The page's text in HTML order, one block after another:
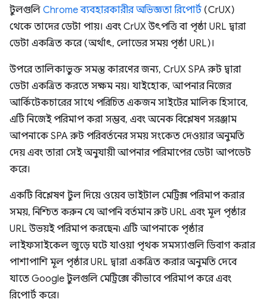
টুলগুলি Chrome ব্যবহারকারীর অভিজ্ঞতা রিপোর্ট(CrUX)
থেকে তাদের ডেটা পায়। এবং CrUX উৎপত্তি বা পৃষ্ঠা URL দ্বারা
ডেটা একত্রিত করে (অর্থাৎ, লোডের সময় পৃষ্ঠা URL)।
উপরে তালিকাভুক্ত সমস্ত কারণের জন্য, CrUX SPA রুট দ্বারা
ডেটা একত্রিত করতে সক্ষম নয়। যাইহোক, আপনার নিজের
আর্কিটেকচারের সাথে পরিচিত একজন সাইটের মালিক হিসাবে,
এটি নিজেই পরিমাপ করা সম্ভব, এবং অনেক বিশ্লেষণ সরঞ্জাম
আপনাকে SPA রুট পরিবর্তনের সময় সংকেত দেওয়ার অনুমতি
দেয় এবং তারা সেই অনুযায়ী আপনার পরিমাপের ডেটা আপডেট
করে।
একটি বিশ্লেষণ টুল দিয়ে ওয়েব ভাইটাল মেট্রিক্স পরিমাপ করার
সময়, নিশ্চিত করুন যে আপনি বর্তমান রুট URL এবং মূল পৃষ্ঠার
URL উভয়ই পরিমাপ করছেন৷ এটি আপনাকে পৃষ্ঠার
লাইফসাইকেল জুড়ে ঘটে যাওয়া পৃথক সমস্যাগুলি ডিবাগ করার
পাশাপাশি মূল পৃষ্ঠার URL দ্বারা একত্রিত করার অনুমতি দেবে
যাতে Google টুলগুলি মেট্রিক্সে কীভাবে পরিমাপ করে এবং
রিপোর্ট করে।